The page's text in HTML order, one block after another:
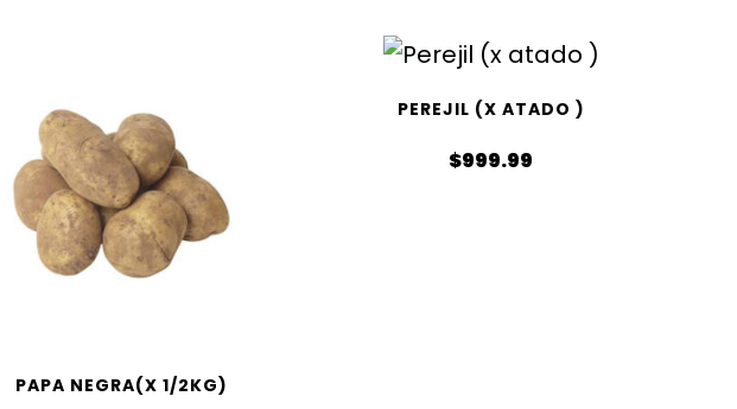
PAPA NEGRA(X 1/2KG)
PEREJIL (X ATADO )
$999.99